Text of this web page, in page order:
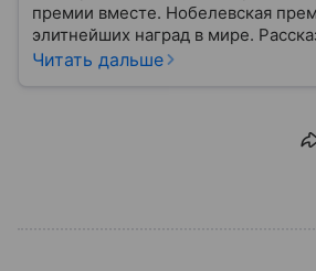
премии вместе. Нобелевская
элитнейших наград в мире.
становлении, лауреатах-
Читать дальше